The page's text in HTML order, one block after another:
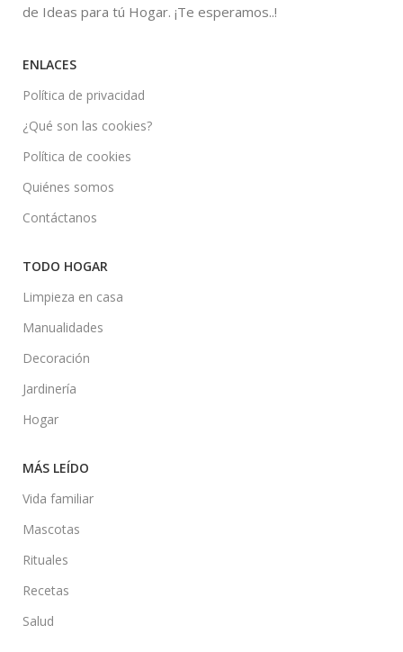
de Ideas para tú Hogar. ¡Te esperamos..!
ENLACES
Política de privacidad
¿Qué son las cookies?
Política de cookies
Quiénes somos
Contáctanos
TODO HOGAR
Limpieza en casa
Manualidades
Decoración
Jardinería
Hogar
MÁS LEÍDO
Vida familiar
Mascotas
Rituales
Recetas
Salud